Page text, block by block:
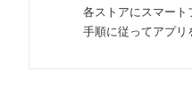
各ストアにスマート
手順に従ってアプリ